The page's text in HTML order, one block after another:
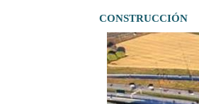
CONSTRUCCIÓN